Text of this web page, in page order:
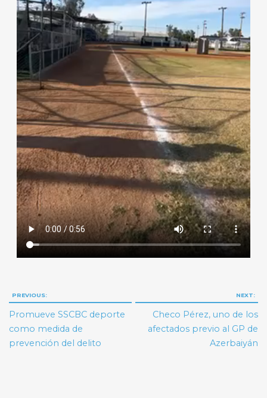
Navegación
de
entradas
PREVIOUS:
Promueve SSCBC deporte
como medida de
prevención del delito
NEXT:
Checo Pérez, uno de los
afectados previo al GP de
Azerbaiyán